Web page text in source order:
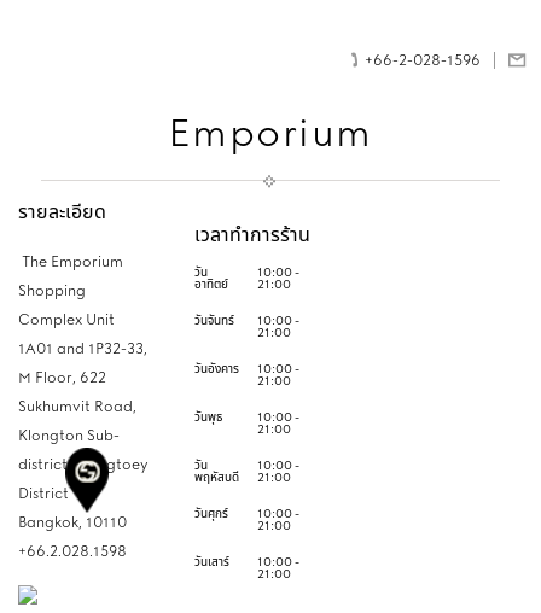
+66-2-028-1596
Emporium
รายละเอียด
The Emporium
Shopping
Complex Unit
1A01 and 1P32-33,
M Floor, 622
Sukhumvit Road,
Klongton Sub-
district, Klongtoey
District
Bangkok, 10110
+66.2.028.1598
เวลาทำการร้าน
วัน
อาทิตย์
10:00 -
21:00
วันจันทร์ 10:00 -
21:00
วันอังคาร 10:00 -
21:00
วันพุธ 10:00 -
21:00
วัน
พฤหัสบดี
10:00 -
21:00
วันศุกร์ 10:00 -
21:00
วันเสาร์ 10:00 -
21:00